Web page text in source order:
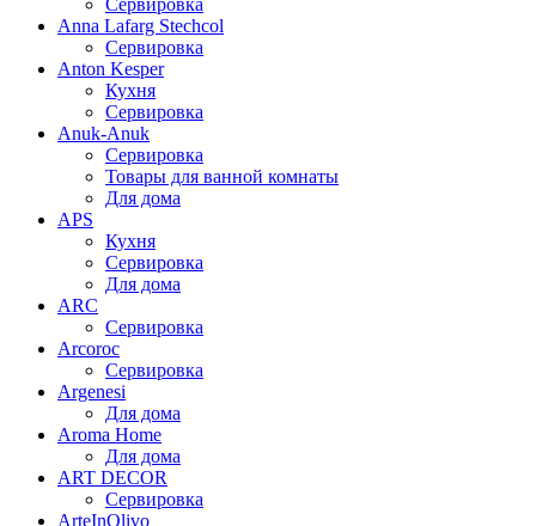
Сервировка
Anna Lafarg Stechcol
Сервировка
Anton Kesper
Кухня
Сервировка
Anuk-Anuk
Сервировка
Товары для ванной комнаты
Для дома
APS
Кухня
Сервировка
Для дома
ARC
Сервировка
Arcoroc
Сервировка
Argenesi
Для дома
Aroma Home
Для дома
ART DECOR
Сервировка
ArteInOlivo